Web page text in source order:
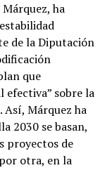
ha
de la Diputación
que
sobre la
Márquez ha
2030 se basan,
proyectos de
otra, en la